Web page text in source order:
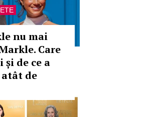
nu mai
Care
și de ce a
de